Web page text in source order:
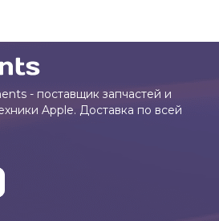
- поставщик запчастей и
Apple. Доставка по всей